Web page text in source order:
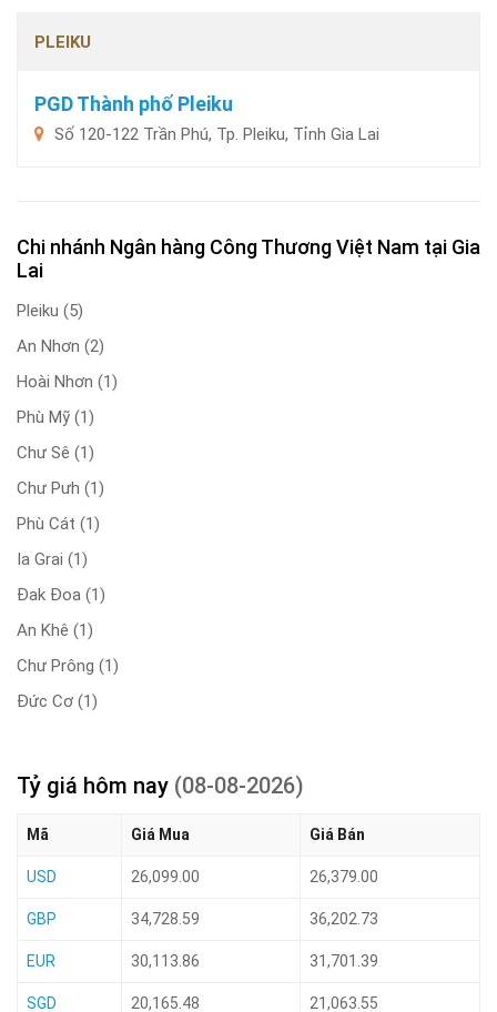
PLEIKU
PGD Thành phố Pleiku
Số 120-122 Trần Phú, Tp. Pleiku, Tỉnh Gia Lai
Chi nhánh Ngân hàng Công Thương Việt Nam tại Gia
Lai
Pleiku (5)
An Nhơn (2)
Hoài Nhơn (1)
Phù Mỹ (1)
Chư Sê (1)
Chư Pưh (1)
Phù Cát (1)
Ia Grai (1)
Đak Đoa (1)
An Khê (1)
Chư Prông (1)
Đức Cơ (1)
Tỷ giá hôm nay (08-08-2026)
Mã Giá Mua Giá Bán
USD 26,099.00 26,379.00
GBP 34,728.59 36,202.73
EUR 30,113.86 31,701.39
SGD 20,165.48 21,063.55